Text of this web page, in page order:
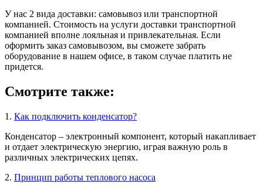
У нас 2 вида доставки: самовывоз или транспортной
компанией. Стоимость на услуги доставки транспортной
компанией вполне лояльная и привлекательная. Если
оформить заказ самовывозом, вы сможете забрать
оборудование в нашем офисе, в таком случае платить не
придется.
Смотрите также:
1. Как подключить конденсатор?
Конденсатор – электронный компонент, который накапливает
и отдает электрическую энергию, играя важную роль в
различных электрических цепях.
2. Принцип работы теплового насоса